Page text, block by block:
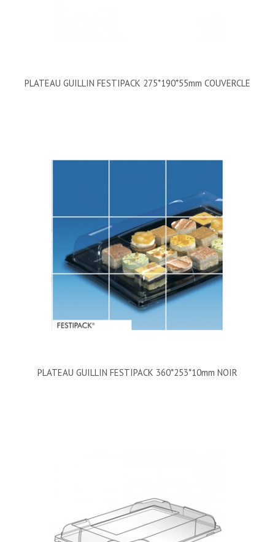
PLATEAU GUILLIN FESTIPACK 275*190*55mm COUVERCLE
PLATEAU GUILLIN FESTIPACK 360*253*10mm NOIR